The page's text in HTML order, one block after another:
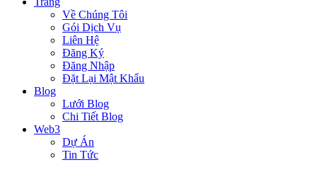
Về Chúng Tôi
Gói Dịch Vụ
Liên Hệ
Đăng Ký
Đăng Nhập
Đặt Lại Mật Khẩu
Blog
Lưới Blog
Chi Tiết Blog
Web3
Dự Án
Tin Tức